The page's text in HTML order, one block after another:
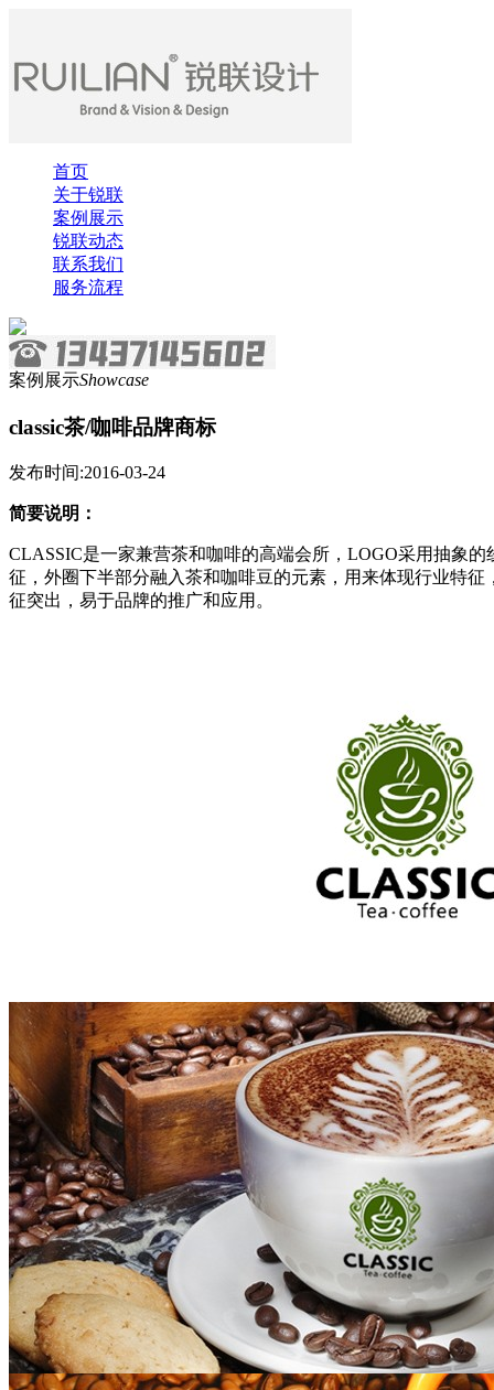
首页
关于锐联
案例展示
锐联动态
联系我们
服务流程
案例展示Showcase
classic茶/咖啡品牌商标
发布时间:2016-03-24
简要说明 ：
CLASSIC是一家兼营茶和咖啡的高端会所，LOGO采用抽象
征，外圈下半部分融入茶和咖啡豆的元素，用来体现行业特
征突出，易于品牌的推广和应用。